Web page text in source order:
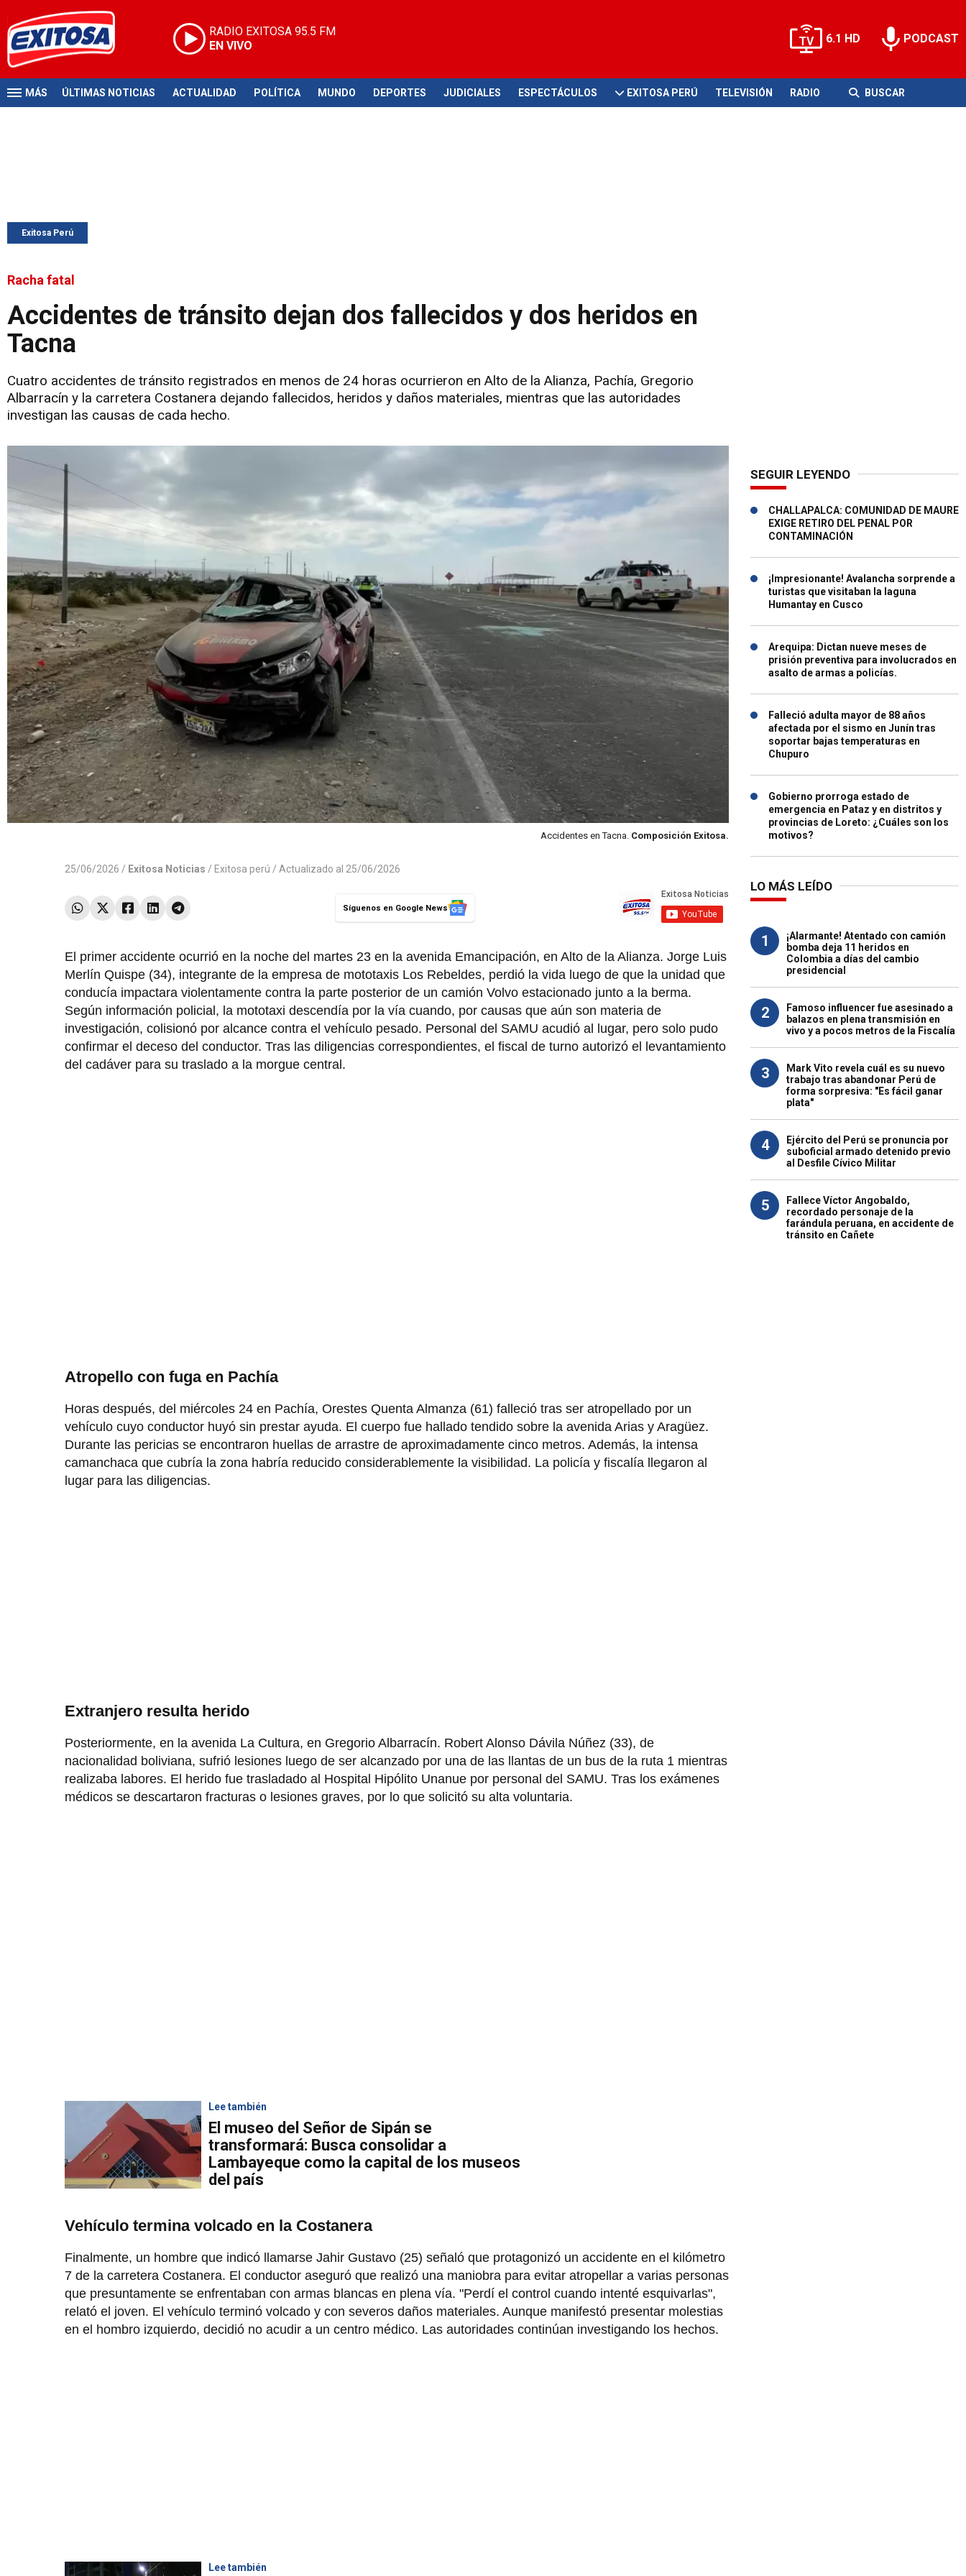
RADIO EXITOSA 95.5 FM
EN VIVO
6.1 HD PODCAST
MÁS ÚLTIMAS NOTICIAS ACTUALIDAD POLÍTICA MUNDO DEPORTES JUDICIALES ESPECTÁCULOS EXITOSA PERÚ TELEVISIÓN RADIO BUSCAR
Exitosa Perú
Racha fatal
Accidentes de tránsito dejan dos fallecidos y dos heridos en
Tacna
Cuatro accidentes de tránsito registrados en menos de 24 horas ocurrieron en Alto de la Alianza, Pachía, Gregorio
Albarracín y la carretera Costanera dejando fallecidos, heridos y daños materiales, mientras que las autoridades
investigan las causas de cada hecho.
Accidentes en Tacna. Composición Exitosa.
25/06/2026 / Exitosa Noticias / Exitosa perú / Actualizado al 25/06/2026
Síguenos en Google News
El primer accidente ocurrió en la noche del martes 23 en la avenida Emancipación, en Alto de la Alianza. Jorge Luis
Merlín Quispe (34), integrante de la empresa de mototaxis Los Rebeldes, perdió la vida luego de que la unidad que
conducía impactara violentamente contra la parte posterior de un camión Volvo estacionado junto a la berma.
Según información policial, la mototaxi descendía por la vía cuando, por causas que aún son materia de
investigación, colisionó por alcance contra el vehículo pesado. Personal del SAMU acudió al lugar, pero solo pudo
confirmar el deceso del conductor. Tras las diligencias correspondientes, el fiscal de turno autorizó el levantamiento
del cadáver para su traslado a la morgue central.
Atropello con fuga en Pachía
Horas después, del miércoles 24 en Pachía, Orestes Quenta Almanza (61) falleció tras ser atropellado por un
vehículo cuyo conductor huyó sin prestar ayuda. El cuerpo fue hallado tendido sobre la avenida Arias y Aragüez.
Durante las pericias se encontraron huellas de arrastre de aproximadamente cinco metros. Además, la intensa
camanchaca que cubría la zona habría reducido considerablemente la visibilidad. La policía y fiscalía llegaron al
lugar para las diligencias.
Extranjero resulta herido
Posteriormente, en la avenida La Cultura, en Gregorio Albarracín. Robert Alonso Dávila Núñez (33), de
nacionalidad boliviana, sufrió lesiones luego de ser alcanzado por una de las llantas de un bus de la ruta 1 mientras
realizaba labores. El herido fue trasladado al Hospital Hipólito Unanue por personal del SAMU. Tras los exámenes
médicos se descartaron fracturas o lesiones graves, por lo que solicitó su alta voluntaria.
Lee también
El museo del Señor de Sipán se
transformará: Busca consolidar a
Lambayeque como la capital de los museos
del país
Vehículo termina volcado en la Costanera
Finalmente, un hombre que indicó llamarse Jahir Gustavo (25) señaló que protagonizó un accidente en el kilómetro
7 de la carretera Costanera. El conductor aseguró que realizó una maniobra para evitar atropellar a varias personas
que presuntamente se enfrentaban con armas blancas en plena vía. "Perdí el control cuando intenté esquivarlas",
relató el joven. El vehículo terminó volcado y con severos daños materiales. Aunque manifestó presentar molestias
en el hombro izquierdo, decidió no acudir a un centro médico. Las autoridades continúan investigando los hechos.
Lee también
SEGUIR LEYENDO
CHALLAPALCA: COMUNIDAD DE MAURE
EXIGE RETIRO DEL PENAL POR
CONTAMINACIÓN
¡Impresionante! Avalancha sorprende a
turistas que visitaban la laguna
Humantay en Cusco
Arequipa: Dictan nueve meses de
prisión preventiva para involucrados en
asalto de armas a policías.
Falleció adulta mayor de 88 años
afectada por el sismo en Junín tras
soportar bajas temperaturas en
Chupuro
Gobierno prorroga estado de
emergencia en Pataz y en distritos y
provincias de Loreto: ¿Cuáles son los
motivos?
LO MÁS LEÍDO
1
¡Alarmante! Atentado con camión
bomba deja 11 heridos en
Colombia a días del cambio
presidencial
2
Famoso influencer fue asesinado a
balazos en plena transmisión en
vivo y a pocos metros de la Fiscalía
3
Mark Vito revela cuál es su nuevo
trabajo tras abandonar Perú de
forma sorpresiva: "Es fácil ganar
plata"
4
Ejército del Perú se pronuncia por
suboficial armado detenido previo
al Desfile Cívico Militar
5
Fallece Víctor Angobaldo,
recordado personaje de la
farándula peruana, en accidente de
tránsito en Cañete